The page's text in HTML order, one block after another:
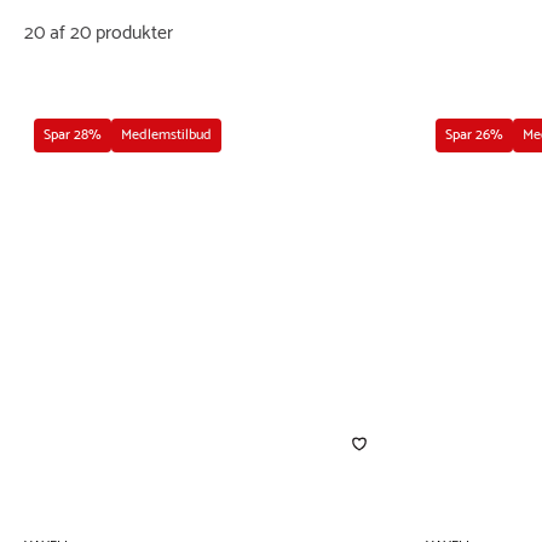
20 af 20 produkter
Spar 28% Medlemstilbud Spar 26%